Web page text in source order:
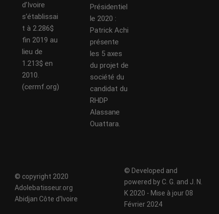
d’Ivoire
s’établissai
t à 2.286$
fin 2019 au
lieu de
1.213$ en
2010.
(cermf.org)
Présidentiel
le 2020 :
Patrick Achi
présente
les 5 axes
du projet de
société du
candidat du
RHDP
Alassane
Ouattara.
© copyright 2020
Adolebatisseur.org
Abidjan Côte d'Ivoire
© Developed and
powered by C. G. and J. N.
K 2020 - Mise à jour 08
Février 2024